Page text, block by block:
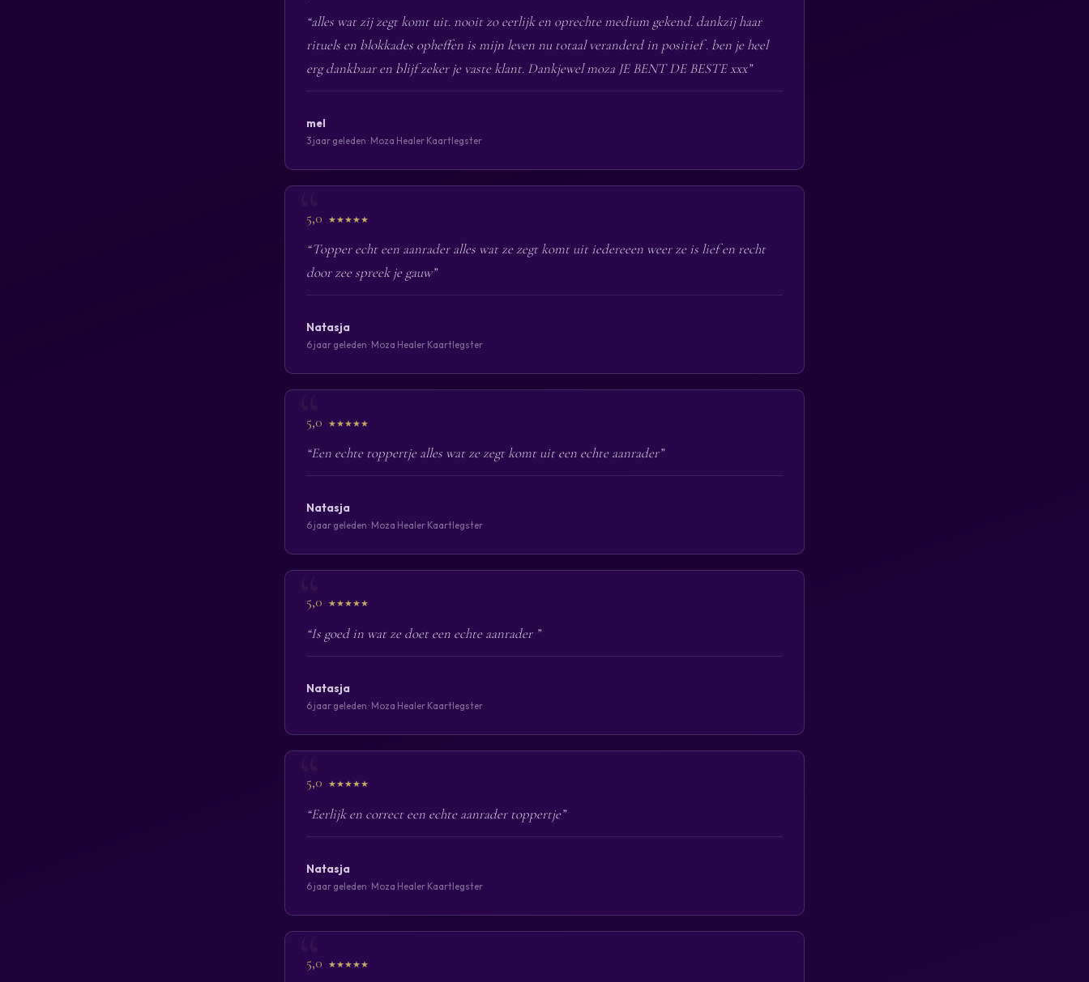
“alles wat zij zegt komt uit. nooit zo eerlijk en oprechte medium gekend. dankzij haar
rituels en blokkades opheffen is mijn leven nu totaal veranderd in positief . ben je heel
erg dankbaar en blijf zeker je vaste klant. Dankjewel moza JE BENT DE BESTE xxx”
mel
3 jaar geleden · Moza Healer Kaartlegster
5,0 ★★★★★
“Topper echt een aanrader alles wat ze zegt komt uit iedereeen weer ze is lief en recht
door zee spreek je gauw”
Natasja
6 jaar geleden · Moza Healer Kaartlegster
5,0 ★★★★★
“Een echte toppertje alles wat ze zegt komt uit een echte aanrader”
Natasja
6 jaar geleden · Moza Healer Kaartlegster
5,0 ★★★★★
“Is goed in wat ze doet een echte aanrader ”
Natasja
6 jaar geleden · Moza Healer Kaartlegster
5,0 ★★★★★
“Eerlijk en correct een echte aanrader toppertje”
Natasja
6 jaar geleden · Moza Healer Kaartlegster
5,0 ★★★★★